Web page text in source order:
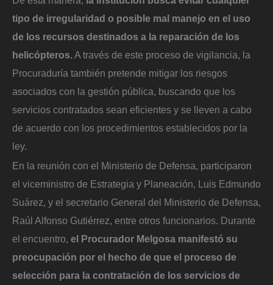
tipo de irregularidad o posible mal manejo en el uso
de los recursos destinados a la reparación de los
helicópteros.A través de este proceso de vigilancia, la
Procuraduría también pretende mitigar los riesgos
asociados con la gestión pública, buscando que los
servicios contratados sean eficientes y se lleven a cabo
de acuerdo con los procedimientos establecidos por la
ley.
En la reunión con el Ministerio de Defensa, participaron
el viceministro de Estrategia y Planeación, Luis Edmundo
Suárez, y el secretario General del Ministerio de Defensa,
Raúl Alfonso Gutiérrez, entre otros funcionarios. Durante
el encuentro, el Procurador Melgosa manifestó su
preocupación por el hecho de que el proceso de
selección para la contratación de los servicios de